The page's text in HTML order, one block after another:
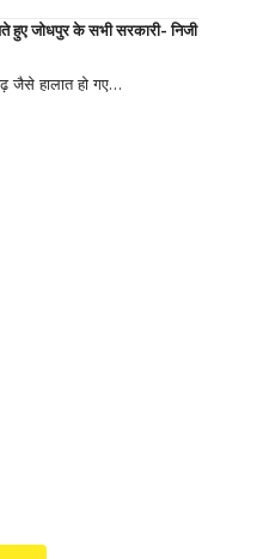
हुए जोधपुर के सभी सरकारी- निजी
जैसे हालात हो गए…